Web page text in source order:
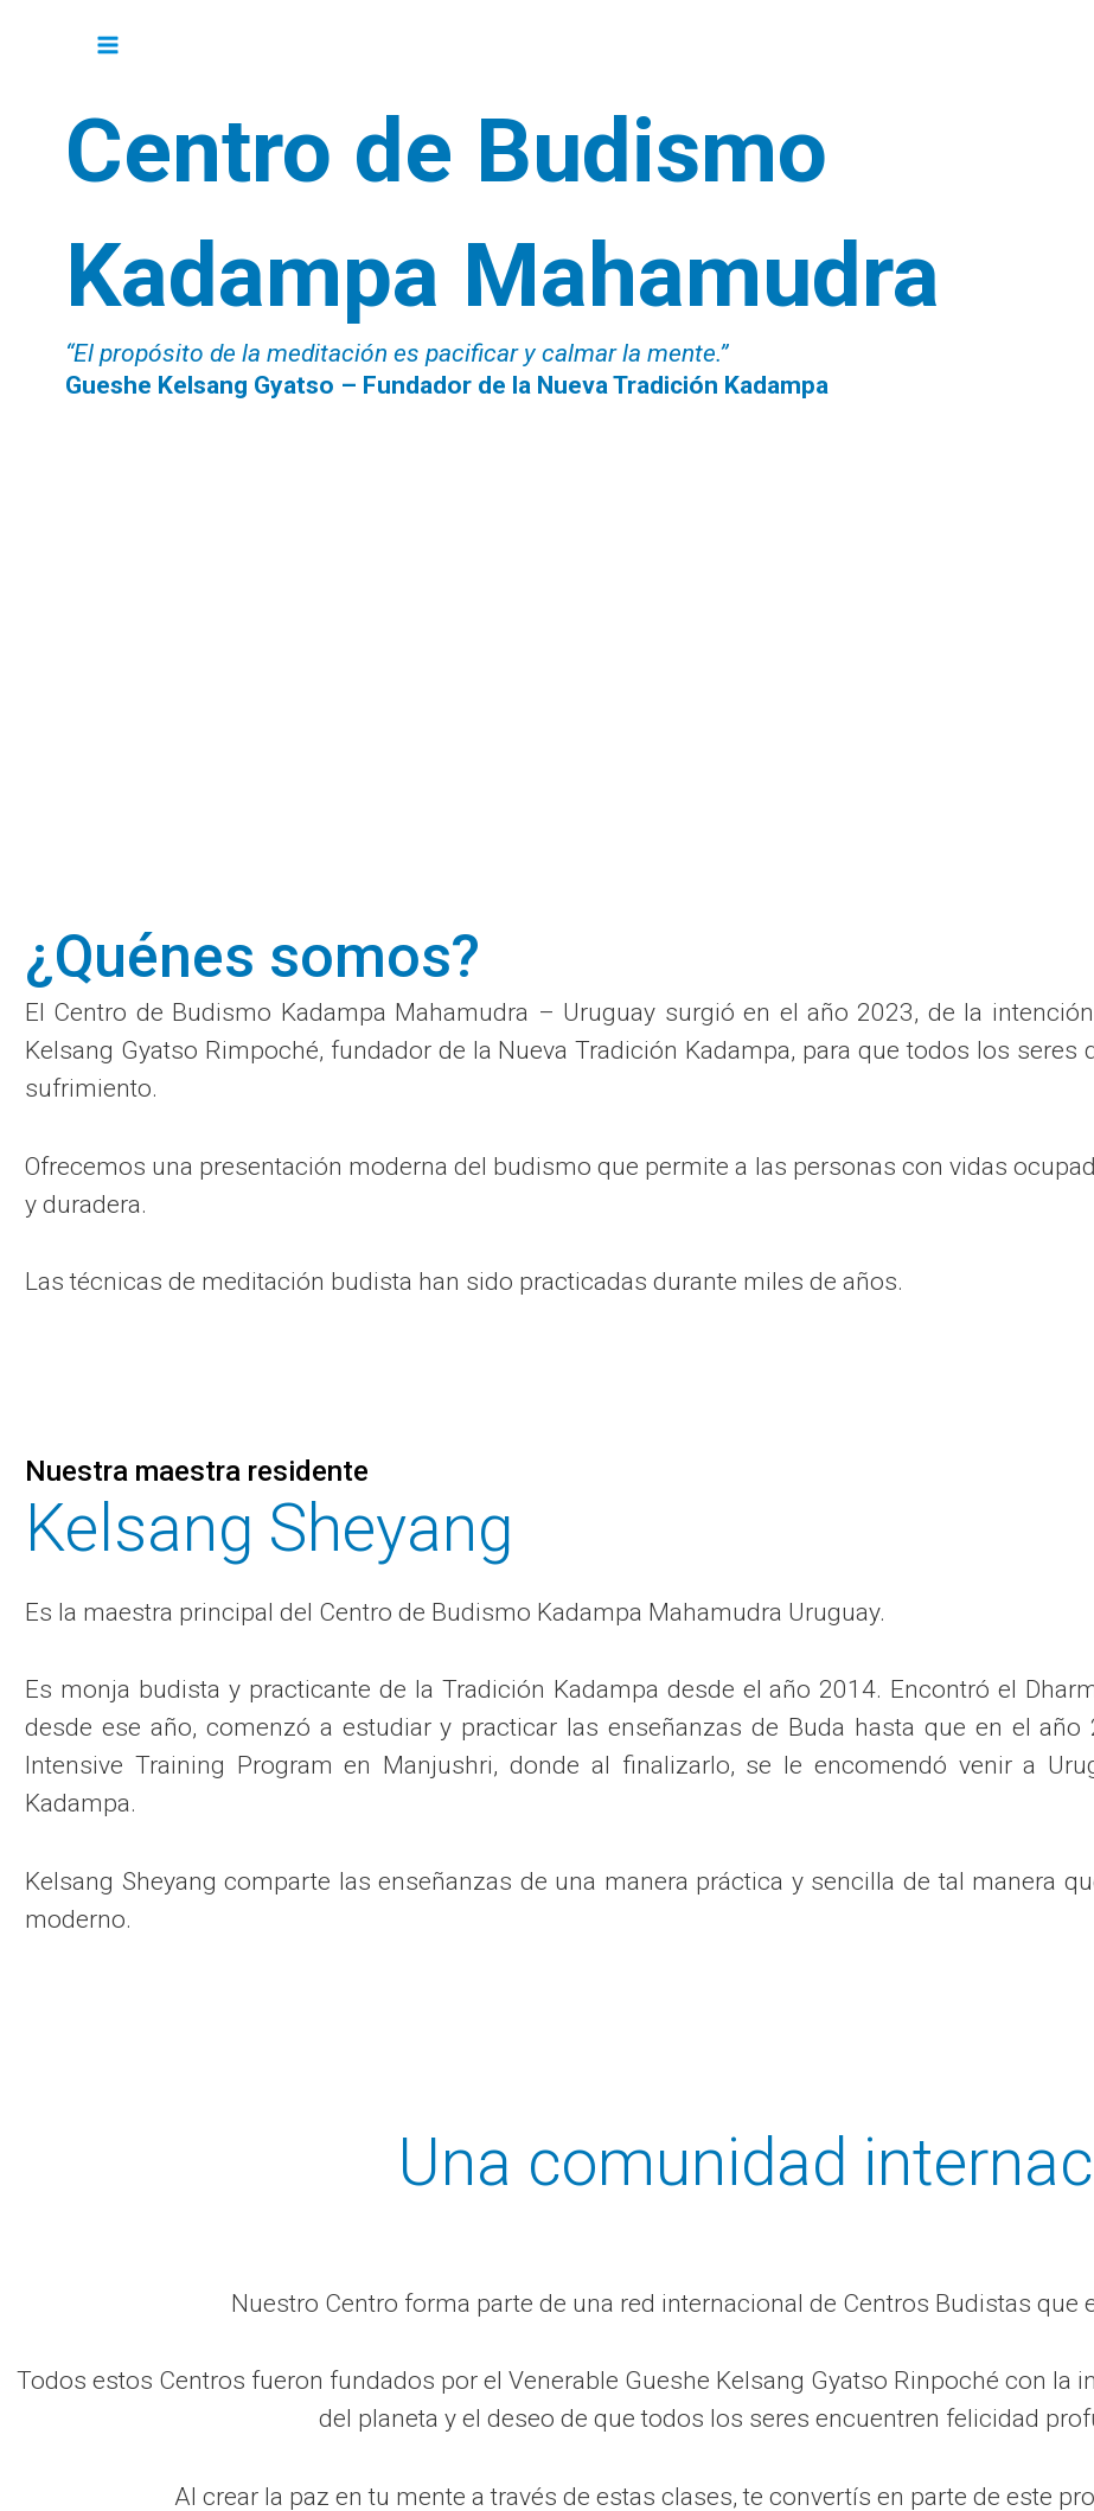
Main
Centro de Budismo
Kadampa Mahamudra
“El propósito de la meditación es pacificar y calmar la mente.”
Gueshe Kelsang Gyatso – Fundador de la Nueva Tradición Kadampa
¿Quénes somos?
El Centro de Budismo Kadampa Mahamudra – Uruguay surgió en el año 2023, de la
Kelsang Gyatso Rimpoché, fundador de la Nueva Tradición Kadampa, para que todos los
sufrimiento.
Ofrecemos una presentación moderna del budismo que permite a las personas con vidas
y duradera.
Las técnicas de meditación budista han sido practicadas durante miles de años.
Nuestra maestra residente
Kelsang Sheyang
Es la maestra principal del Centro de Budismo Kadampa Mahamudra Uruguay.
Es monja budista y practicante de la Tradición Kadampa desde el año 2014. Encontró el
desde ese año, comenzó a estudiar y practicar las enseñanzas de Buda hasta que en el año
Intensive Training Program en Manjushri, donde al finalizarlo, se le encomendó venir a
Kadampa.
Kelsang Sheyang comparte las enseñanzas de una manera práctica y sencilla de tal manera
moderno.
Una comunidad
Nuestro Centro forma parte de una red internacional de Centros Budistas que
Todos estos Centros fueron fundados por el Venerable Gueshe Kelsang Gyatso Rinpoché con la
del planeta y el deseo de que todos los seres encuentren felicidad
Al crear la paz en tu mente a través de estas clases, te convertís en parte de este